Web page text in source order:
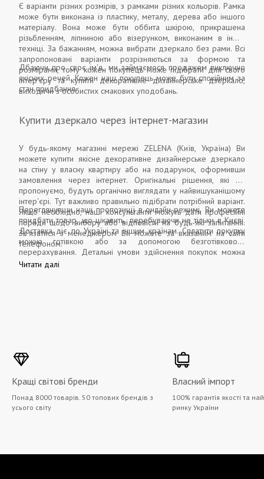
Є варіанти різних розмірів, з рамками різних кольорів. Рамка
може бути виконана із пластику, металу, дерева або іншого
матеріалу. Вона може бути оббита шкірою, прикрашена
різьбленням, ліпниною або візерунком, виконаним в іншій
техніці. За бажанням, можна вибрати дзеркало без рами. Всі
запропоновані варіанти розрізняються за формою та
розмірами, тому кожен покупець може підібрати для свого
інтер'єру та купити декоративне дизайнерське дзеркало,
виходячи з особистих смакових уподобань.
Дбаючи про своє ім'я, ми займаємося продажем виключно
якісних речей. Кожен наш покупець може бути спокійним за
стан придбання.
Купити дзеркало через інтернет-магазин
У будь-якому магазині мережі ZELENA (Київ, Україна) Ви
можете купити якісне декоративне дизайнерське дзеркало
на стіну у власну квартиру або на подарунок, оформивши
замовлення через інтернет. Оригінальні рішення, які ми
пропонуємо, будуть органічно виглядати у найвишуканішому
інтер'єрі. Тут важливо правильно підібрати потрібний варіант.
Якщо необхідно, наші консультанти можуть дати професійні
поради щодо вибору або відповісти на будь-які запитання.
Зв'язатися з менеджером Ви можете за вказаним на сайті
телефоном.
Переглянувши наші пропозиції в онлайн-режимі, Ви можете
придбати товар, що цікавить, перебуваючи не тільки в Києві.
Доставка діє по Україні та іншим країнам. Сплатити покупку
можна готівкою або за допомогою безготівкового
перерахування. Детальні умови здійснення покупок можна
дізнатися на нашому сайті.
Читати далі
Кращі світові бренди
Понад 8000 товарів. 50 топових брендів з
усього світу
Власний імпорт
100% гарантія якості та
ринку України